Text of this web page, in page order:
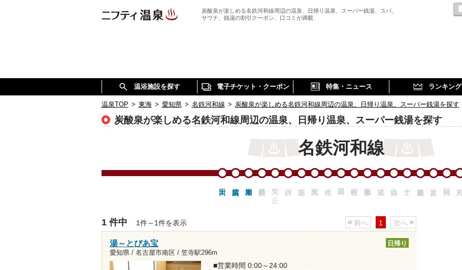
炭酸泉が楽しめる名鉄河和線周辺の温泉、日帰り温泉、スーパー銭湯、スパ、
サウナ、銭湯の割引クーポン、口コミが満載
温浴施設を探す 電子チケット・クーポン 特集・ニュース ランキング
温泉TOP > 東海 > 愛知県 > 名鉄河和線 > 炭酸泉が楽しめる名鉄河和線周辺の温泉、日帰り温泉、スーパー銭湯を探す
炭酸泉が楽しめる名鉄河和線周辺の温泉、日帰り温泉、スーパー銭湯を探す
名鉄河和線
巽ケ丘
1 件中 1件～1件を表示 前へ 1 次へ
湯～とぴあ宝
愛知県 / 名古屋市南区 / 笠寺駅296m
日帰り
■営業時間 0:00～24:00